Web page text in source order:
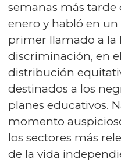
semanas más tarde
enero y habló en un
primer llamado a la
discriminación, en
distribución
destinados a los
planes educativos.
momento
los sectores más
de la vida